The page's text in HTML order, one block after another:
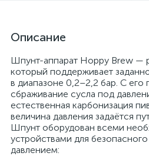
Описание
Шпунт-аппарат Hoppy Brew —
который поддерживает
в диапазоне 0,2–2,2 бар. С
сбраживание сусла под
естественная карбонизация
величина давления задаётся
Шпунт оборудован всеми
устройствами для
давлением: